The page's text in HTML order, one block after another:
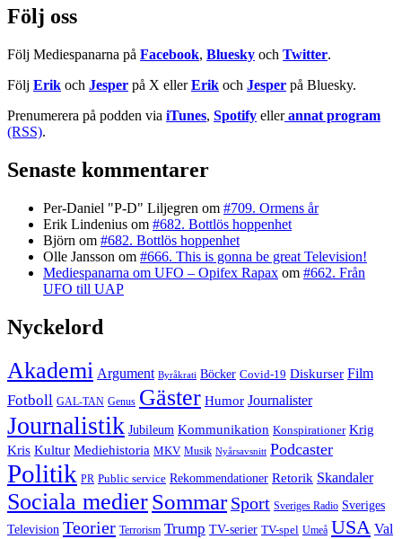
Följ oss
Följ Mediespanarna på Facebook, Bluesky och Twitter.
Följ Erik och Jesper på X ellerErik och Jesper på Bluesky.
Prenumerera på podden via iTunes, Spotify eller annat program
(RSS).
Senaste kommentarer
Per-Daniel "P-D" Liljegren om #709. Ormens år
Erik Lindenius om #682. Bottlös hoppenhet
Björn om #682. Bottlös hoppenhet
Olle Jansson om #666. This is gonna be great Television!
Mediespanarna om UFO – Opifex Rapax om #662. Från
UFO till UAP
Nyckelord
Akademi Argument Byråkrati Böcker Covid-19 Diskurser Film
Fotboll GAL-TAN Genus Gäster Humor Journalister
Journalistik Jubileum Kommunikation Konspirationer Krig
Kris Kultur Mediehistoria MKV Musik Nyårsavsnitt Podcaster
Politik PR Public service Rekommendationer Retorik Skandaler
Sociala medierSommar Sport Sveriges Radio Sveriges
Television Teorier Terrorism Trump TV-serier TV-spel Umeå USA Val